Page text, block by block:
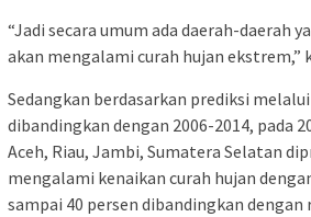
“Jadi secara umum ada daerah-daerah
akan mengalami curah hujan ekstrem,”
Sedangkan berdasarkan prediksi
dibandingkan dengan 2006-2014, pada
Aceh, Riau, Jambi, Sumatera Selatan
mengalami kenaikan curah hujan
sampai 40 persen dibandingkan